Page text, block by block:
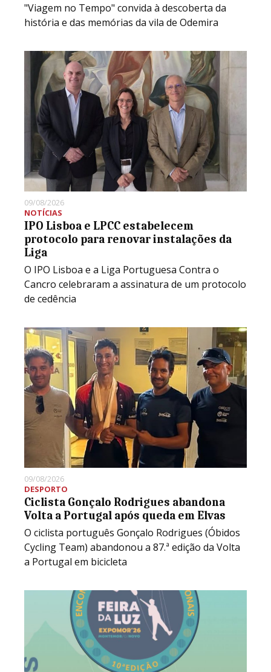
"Viagem no Tempo" convida à descoberta da
história e das memórias da vila de Odemira
09/08/2026
NOTÍCIAS
IPO Lisboa e LPCC estabelecem
protocolo para renovar instalações da
Liga
O IPO Lisboa e a Liga Portuguesa Contra o
Cancro celebraram a assinatura de um protocolo
de cedência
09/08/2026
DESPORTO
Ciclista Gonçalo Rodrigues abandona
Volta a Portugal após queda em Elvas
O ciclista português Gonçalo Rodrigues (Óbidos
Cycling Team) abandonou a 87.ª edição da Volta
a Portugal em bicicleta